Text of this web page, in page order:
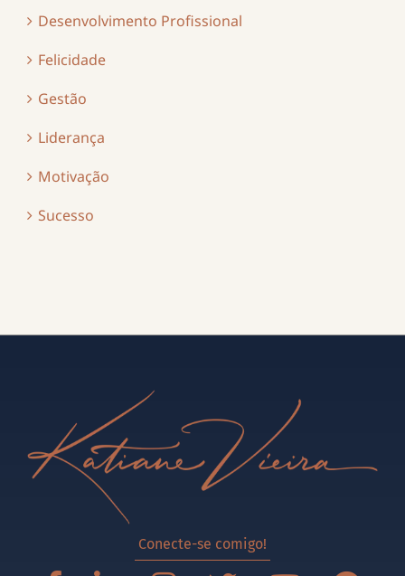
Desenvolvimento Profissional
Felicidade
Gestão
Liderança
Motivação
Sucesso
Conecte-se comigo!